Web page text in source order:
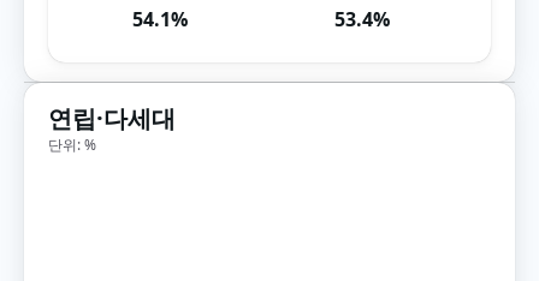
54.1% 53.4%
연립·다세대
단위: %